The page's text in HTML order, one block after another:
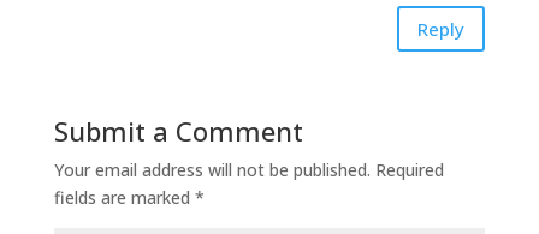
Reply
Submit a Comment
Your email address will not be published. Required
fields are marked *